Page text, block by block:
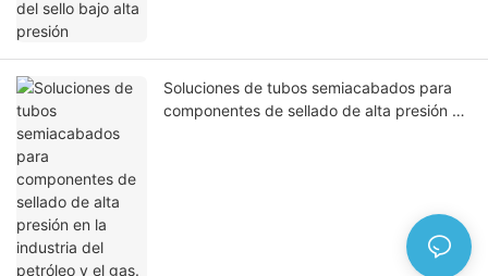
Soluciones de tubos semiacabados para
componentes de sellado de alta presión en